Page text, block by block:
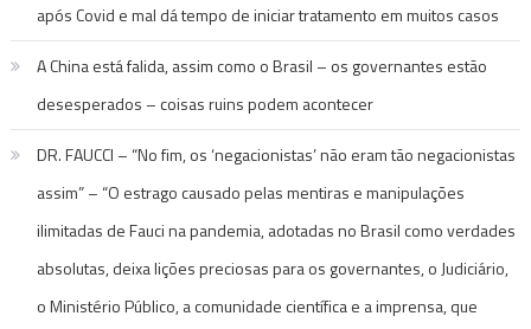
após Covid e mal dá tempo de iniciar tratamento em muitos casos
A China está falida, assim como o Brasil – os governantes estão
desesperados – coisas ruins podem acontecer
DR. FAUCCI – “No fim, os ‘negacionistas’ não eram tão negacionistas
assim” – “O estrago causado pelas mentiras e manipulações
ilimitadas de Fauci na pandemia, adotadas no Brasil como verdades
absolutas, deixa lições preciosas para os governantes, o Judiciário,
o Ministério Público, a comunidade científica e a imprensa, que